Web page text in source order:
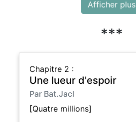
Afficher plus
***
Chapitre 2 :
Une lueur d'espoir
Par Bat.Jacl
[Quatre millions]